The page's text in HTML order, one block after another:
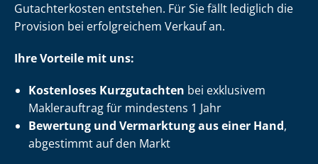
Gutachterkosten entstehen. Für Sie fällt lediglich die
Provision bei erfolgreichem Verkauf an.
Ihre Vorteile mit uns:
Kostenloses Kurzgutachten bei exklusivem
Maklerauftrag für mindestens 1 Jahr
Bewertung und Vermarktung aus einer Hand,
abgestimmt auf den Markt